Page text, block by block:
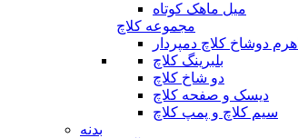
میل ماهک کوتاه
مجموعه کلاچ
اهرم دوشاخ کلاچ دمپردار
بلبرینگ کلاچ
دو شاخ کلاچ
دیسک و صفحه کلاچ
سیم کلاچ و پمپ کلاچ
بدنه